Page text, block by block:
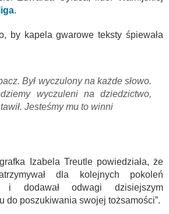
.
by kapela gwarowe teksty śpiewała
Był wyczulony na każde słowo.
wyczuleni na dziedzictwo,
Jesteśmy mu to winni
Izabela Treutle powiedziała, że
dla kolejnych pokoleń
i dodawał odwagi dzisiejszym
do poszukiwania swojej tożsamości”.